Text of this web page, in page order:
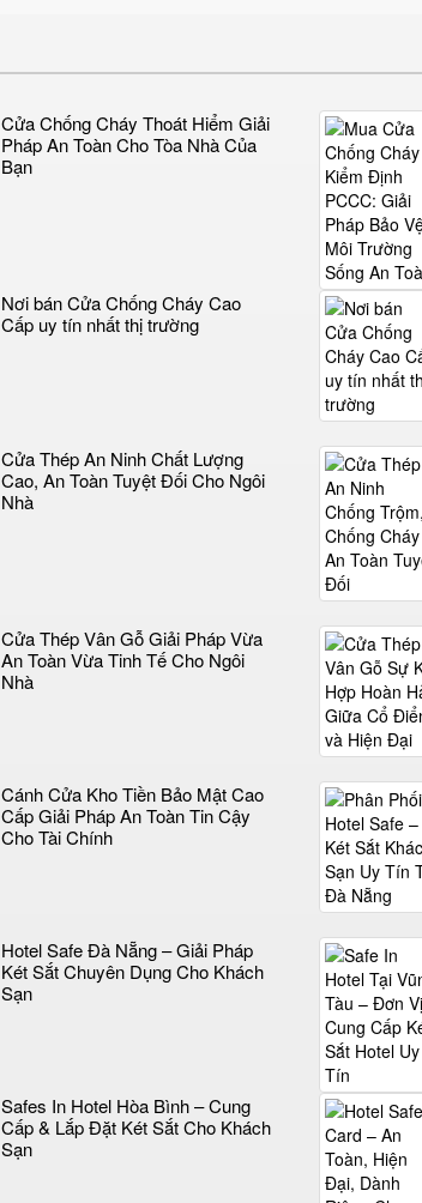
Cửa Chống Cháy Thoát Hiểm Giải
Pháp An Toàn Cho Tòa Nhà Của
Bạn
Nơi bán Cửa Chống Cháy Cao
Cấp uy tín nhất thị trường
Cửa Thép An Ninh Chất Lượng
Cao, An Toàn Tuyệt Đối Cho Ngôi
Nhà
Cửa Thép Vân Gỗ Giải Pháp Vừa
An Toàn Vừa Tinh Tế Cho Ngôi
Nhà
Cánh Cửa Kho Tiền Bảo Mật Cao
Cấp Giải Pháp An Toàn Tin Cậy
Cho Tài Chính
Hotel Safe Đà Nẵng – Giải Pháp
Két Sắt Chuyên Dụng Cho Khách
Sạn
Safes In Hotel Hòa Bình – Cung
Cấp & Lắp Đặt Két Sắt Cho Khách
Sạn